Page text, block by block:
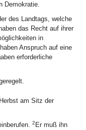
Demokratie.
des Landtags, welche
das Recht auf ihrer
in
Anspruch auf eine
erforderliche
am Sitz der
2 Er muß ihn